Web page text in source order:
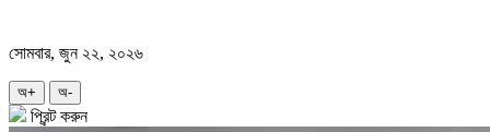
সোমবার, জুন ২২, ২০২৬
অ+ অ-
প্রিন্ট করুন